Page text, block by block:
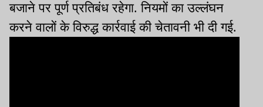
बजाने पर पूर्ण प्रतिबंध रहेगा. नियमों का उल्लंघन
करने वालों के विरुद्ध कार्रवाई की चेतावनी भी दी गई.